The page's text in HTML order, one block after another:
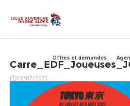
Offres et demandes
12/07/2021